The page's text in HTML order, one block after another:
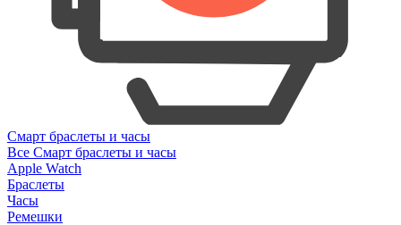
Смарт браслеты и часы
Все Смарт браслеты и часы
Apple Watch
Браслеты
Часы
Ремешки